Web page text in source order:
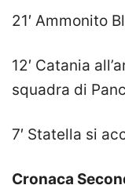
21′ Ammonito
12′ Catania
squadra di
7′ Statella si
Cronaca